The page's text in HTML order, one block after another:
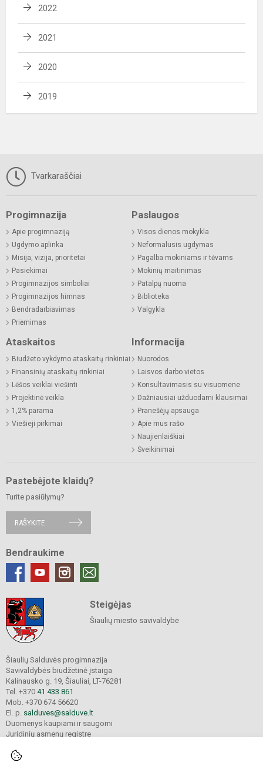
2022
2021
2020
2019
Tvarkaraščiai
Progimnazija
Apie progimnaziją
Ugdymo aplinka
Misija, vizija, prioritetai
Pasiekimai
Progimnazijos simboliai
Progimnazijos himnas
Bendradarbiavimas
Priėmimas
Paslaugos
Visos dienos mokykla
Neformalusis ugdymas
Pagalba mokiniams ir tėvams
Mokinių maitinimas
Patalpų nuoma
Biblioteka
Valgykla
Ataskaitos
Biudžeto vykdymo ataskaitų rinkiniai
Finansinių ataskaitų rinkiniai
Lėšos veiklai viešinti
Projektinė veikla
1,2% parama
Viešieji pirkimai
Informacija
Nuorodos
Laisvos darbo vietos
Konsultavimasis su visuomene
Dažniausiai užduodami klausimai
Pranešėjų apsauga
Apie mus rašo
Naujienlaiškiai
Sveikinimai
Pastebėjote klaidų?
Turite pasiūlymų?
RAŠYKITE
Bendraukime
Steigėjas
Šiaulių miesto savivaldybė
Šiaulių Salduvės progimnazija
Savivaldybės biudžetinė įstaiga
Kalinausko g. 19, Šiauliai, LT-76281
Tel. +370 41 433 861
Mob. +370 674 56620
El. p. salduves@salduve.lt
Duomenys kaupiami ir saugomi
Juridinių asmenų registre